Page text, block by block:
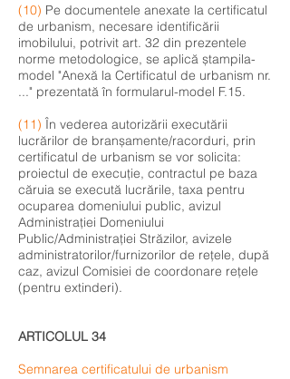
(10) Pe documentele anexate la certificatul
de urbanism, necesare identificării
imobilului, potrivit art. 32 din prezentele
norme metodologice, se aplică ștampila-
model "Anexă la Certificatul de urbanism nr.
..." prezentată în formularul-model F.15.
(11) În vederea autorizării executării
lucrărilor de branșamente/racorduri, prin
certificatul de urbanism se vor solicita:
proiectul de execuție, contractul pe baza
căruia se execută lucrările, taxa pentru
ocuparea domeniului public, avizul
Administrației Domeniului
Public/Administrației Străzilor, avizele
administratorilor/furnizorilor de rețele, după
caz, avizul Comisiei de coordonare rețele
(pentru extinderi).
ARTICOLUL 34
Semnarea certificatului de urbanism